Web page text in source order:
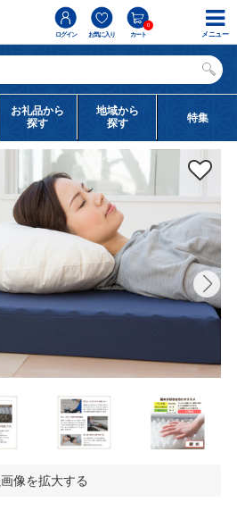
ログイン お気に入り カート
0
お礼品から
探す
地域から
探す
特集
画像を拡大する
メニュー